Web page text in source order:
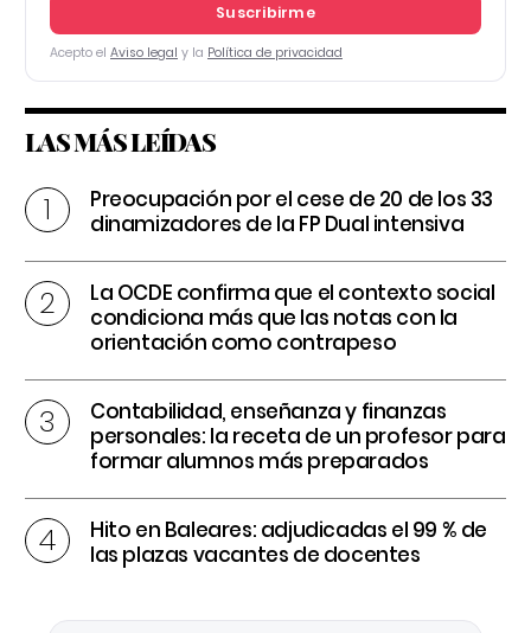
Suscribirme
Acepto el Aviso legal y la Política de privacidad
LAS MÁS LEÍDAS
Preocupación por el cese de 20 de los 33
dinamizadores de la FP Dual intensiva
La OCDE confirma que el contexto social
condiciona más que las notas con la
orientación como contrapeso
Contabilidad, enseñanza y finanzas
personales: la receta de un profesor para
formar alumnos más preparados
Hito en Baleares: adjudicadas el 99 % de
las plazas vacantes de docentes